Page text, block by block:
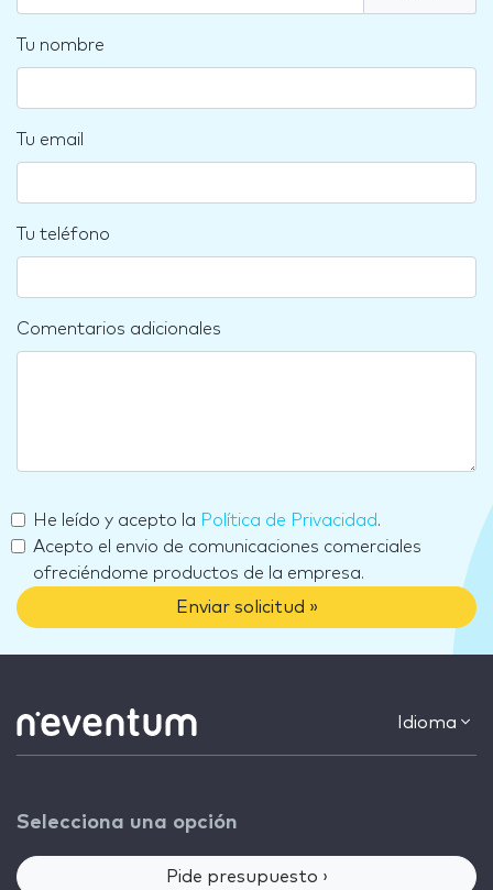
Tu nombre
Tu email
Tu teléfono
Comentarios adicionales
He leído y acepto la Política de Privacidad.
Acepto el envio de comunicaciones comerciales
ofreciéndome productos de la empresa.
Enviar solicitud »
Idioma
Selecciona una opción
Pide presupuesto ›